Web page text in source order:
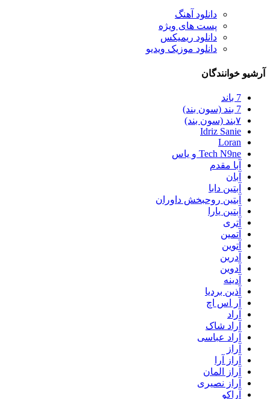
دانلود آهنگ
پست های ویژه
دانلود ریمیکس
دانلود موزیک ویدیو
آرشیو خوانندگان
7 باند
7 بند (سون بند)
۷بند (سون بند)
Idriz Sanie
Loran
Tech N9ne و یاس
آبا مقدم
آبان
آبتین دابا
آبتین روحبخش داوران
آبتین یارا
آتری
آتمین
آتوین
آدرین
آدوین
آدینه
آذین بردیا
آر اس اچ
آراد
آراد شاک
آراد عباسی
آراز
آراز آرا
آراز المان
آراز نصیری
آراکو